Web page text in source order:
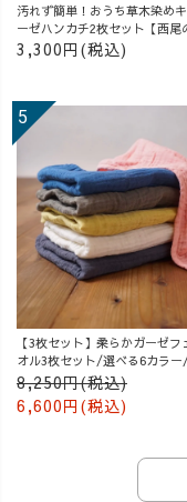
汚れず簡単！おうち草木染め
ーゼハンカチ2枚セット【西尾
3,300円(税込)
【3枚セット】柔らかガーゼフ
オル3枚セット/選べる6カラ
8,250円(税込)
6,600円(税込)